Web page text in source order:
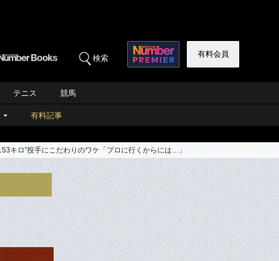
検索 有料会員
テニス 競馬
有料記事
キロ”投手にこだわりのワケ「プロに行くからには…」